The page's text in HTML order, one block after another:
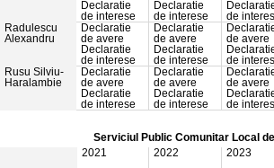
Declaratie
de interese
Declaratie
de interese
de
Radulescu
Alexandru
Declaratie
de avere
Declaratie
de interese
Declaratie
de avere
Declaratie
de interese
de avere
de
Rusu Silviu-
Haralambie
Declaratie
de avere
Declaratie
de interese
Declaratie
de avere
Declaratie
de interese
de avere
de
Serviciul Public Comunitar Local
2021
2022 2023